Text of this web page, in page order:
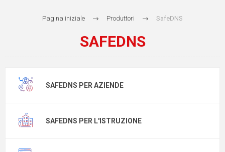
Pagina iniziale Produttori SafeDNS
SAFEDNS
SAFEDNS PER AZIENDE
SAFEDNS PER L'ISTRUZIONE